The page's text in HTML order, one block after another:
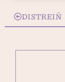
DISTREIÑ